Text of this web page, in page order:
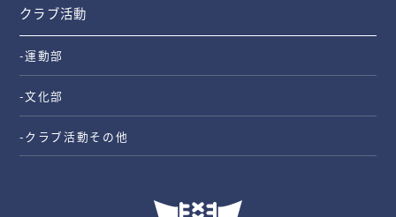
クラブ活動
-運動部
-文化部
-クラブ活動その他